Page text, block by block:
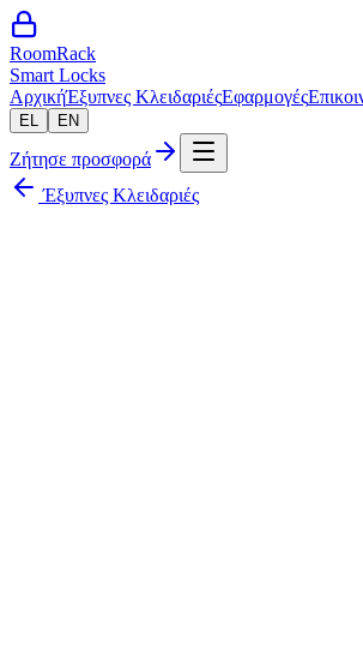
RoomRack
Smart Locks
ΑρχικήΈξυπνες ΚλειδαριέςΕφαρμογές
EL EN
Ζήτησε προσφορά
Έξυπνες Κλειδαριές